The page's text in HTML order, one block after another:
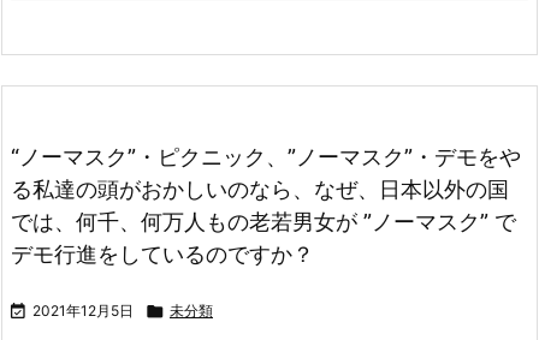
“ノーマスク”・ピクニック、”ノーマスク”・デモをや
る私達の頭がおかしいのなら、なぜ、日本以外の国
では、何千、何万人もの老若男女が ”ノーマスク” で
デモ行進をしているのですか？
 2021年12月5日  未分類